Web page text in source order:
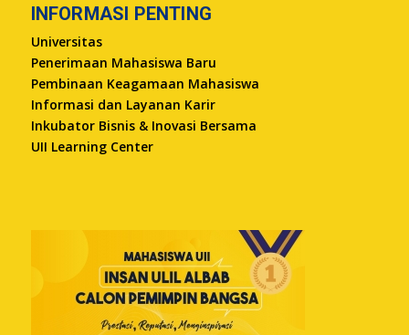
INFORMASI PENTING
Universitas
Penerimaan Mahasiswa Baru
Pembinaan Keagamaan Mahasiswa
Informasi dan Layanan Karir
Inkubator Bisnis & Inovasi Bersama
UII Learning Center